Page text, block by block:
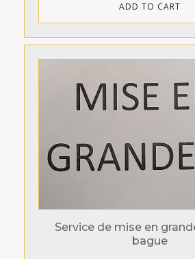
ADD TO CART
Service de mise en
bague